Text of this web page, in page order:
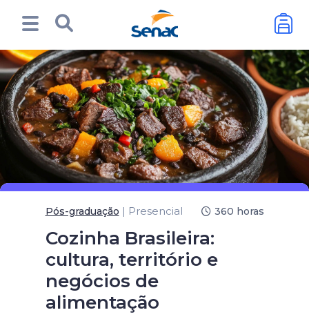
Cozinha Brasileira:
cultura, território e
negócios de
alimentação
Pós-graduação | Presencial 360 horas